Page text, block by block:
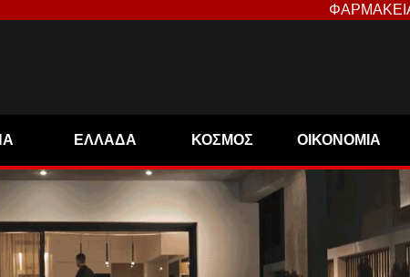
ΕΛΛΑΔΑ ΚΟΣΜΟΣ ΟΙΚΟΝΟΜΙΑ